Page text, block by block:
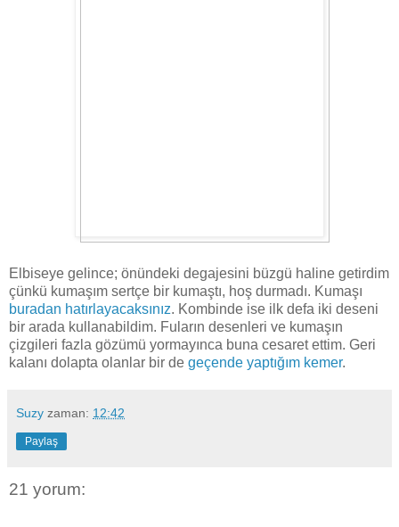
Elbiseye gelince; önündeki degajesini büzgü haline getirdim
çünkü kumaşım sertçe bir kumaştı, hoş durmadı. Kumaşı
buradan hatırlayacaksınız. Kombinde ise ilk defa iki deseni
bir arada kullanabildim. Fuların desenleri ve kumaşın
çizgileri fazla gözümü yormayınca buna cesaret ettim. Geri
kalanı dolapta olanlar bir de geçende yaptığım kemer.
Suzy zaman: 12:42
Paylaş
21 yorum: